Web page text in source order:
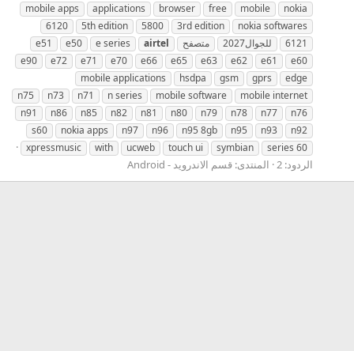
nokia
mobile
free
browser
applications
mobile apps
nokia softwares
3rd edition
5800
5th edition
6120
6121
للجوال2027 متصفح airtel
e series
e50
e51
e60
e61
e62
e63
e65
e66
e70
e71
e72
e90
edge
gprs
gsm
hsdpa
mobile applications
mobile internet
mobile software
n series
n71
n73
n75
n76
n77
n78
n79
n80
n81
n82
n85
n86
n91
n92
n93
n95
n95 8gb
n96
n97
nokia apps
s60
series 60
symbian
touch ui
ucweb
with
xpressmusic
الردود: 2 المنتدى: قسم الاندرويد - Android